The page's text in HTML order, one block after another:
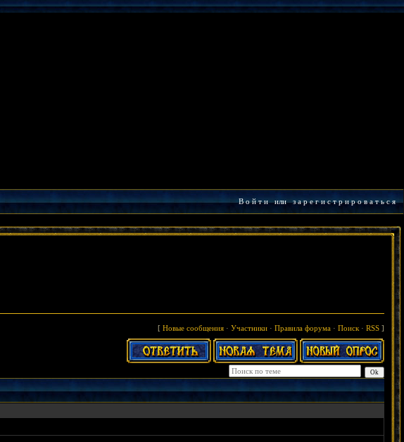
В о й т иилиз а р е г и с т р и р о в а т ь с я
[ Новые сообщения · Участники · Правила форума · Поиск · RSS ]